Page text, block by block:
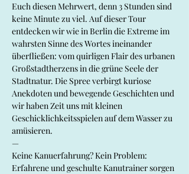
Euch diesen Mehrwert, denn 3 Stunden sind
keine Minute zu viel. Auf dieser Tour
entdecken wir wie in Berlin die Extreme im
wahrsten Sinne des Wortes ineinander
überfließen: vom quirligen Flair des urbanen
Großstadtherzens in die grüne Seele der
Stadtnatur. Die Spree verbirgt kuriose
Anekdoten und bewegende Geschichten und
wir haben Zeit uns mit kleinen
Geschicklichkeitsspielen auf dem Wasser zu
amüsieren.
—
Keine Kanuerfahrung? Kein Problem:
Erfahrene und geschulte Kanutrainer sorgen